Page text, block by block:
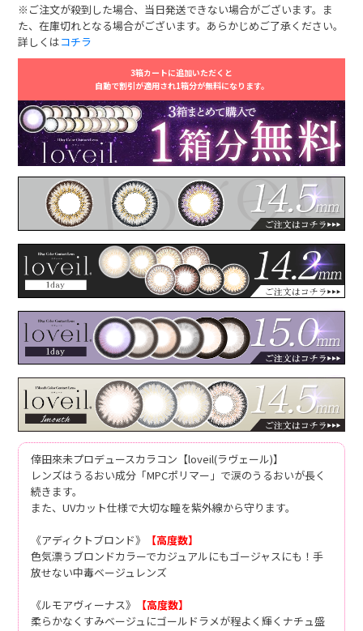
※ご注文が殺到した場合、当日発送できない場合がございます。ま
た、在庫切れとなる場合がございます。あらかじめご了承ください。
詳しくはコチラ
3箱カートに追加いただくと
自動で割引が適用され1箱分が無料になります。
倖田來未プロデュースカラコン【loveil(ラヴェール)】
レンズはうるおい成分「MPCポリマー」で涙のうるおいが長く
続きます。
また、UVカット仕様で大切な瞳を紫外線から守ります。
《アディクトブロンド》
【高度数】
色気漂うブロンドカラーでカジュアルにもゴージャスにも！手
放せない中毒ベージュレンズ
《ルモアヴィーナス》
【高度数】
柔らかなくすみベージュにゴールドラメが程よく輝くナチュ盛